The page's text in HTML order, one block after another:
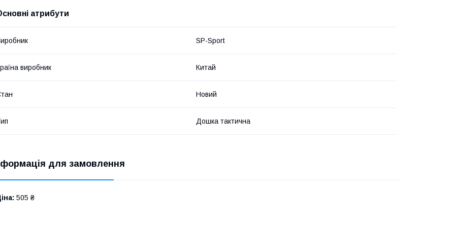
атрибути
SP-Sport
виробник Китай
Новий
Дошка тактична
для замовлення
505 ₴